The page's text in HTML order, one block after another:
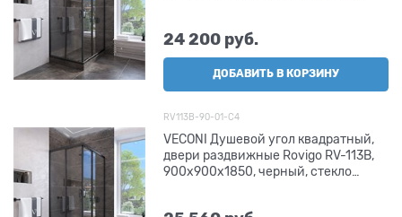
24 200 руб.
ДОБАВИТЬ В КОРЗИНУ
RV113B-90-01-C4
VECONI Душевой угол квадратный,
двери раздвижные Rovigo RV-113B,
900x900x1850, черный, стекло